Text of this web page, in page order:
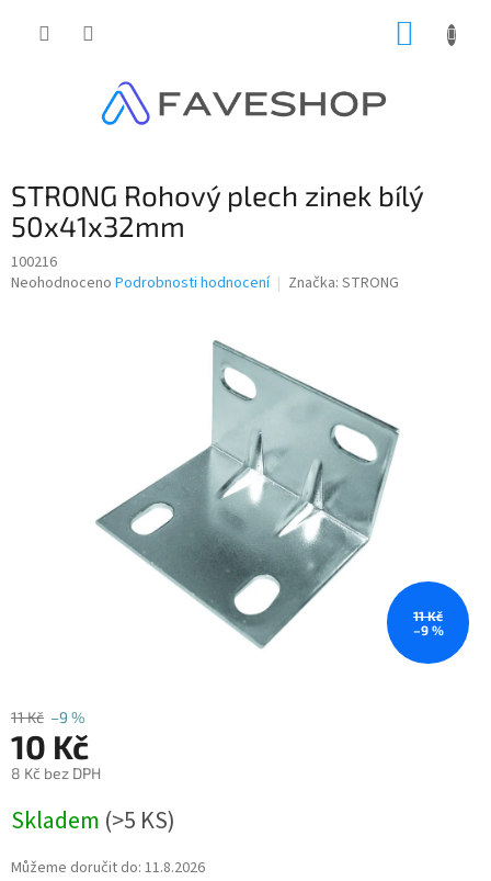
STRONG Rohový plech zinek bílý
50x41x32mm
100216
Průměrné
Neohodnoceno Podrobnosti hodnocení Značka: STRONG
11 Kč
–9 %
11 Kč –9 %
10 Kč
8 Kč bez DPH
cena:
Skladem (>5 KS)
Můžeme doručit do: 11.8.2026